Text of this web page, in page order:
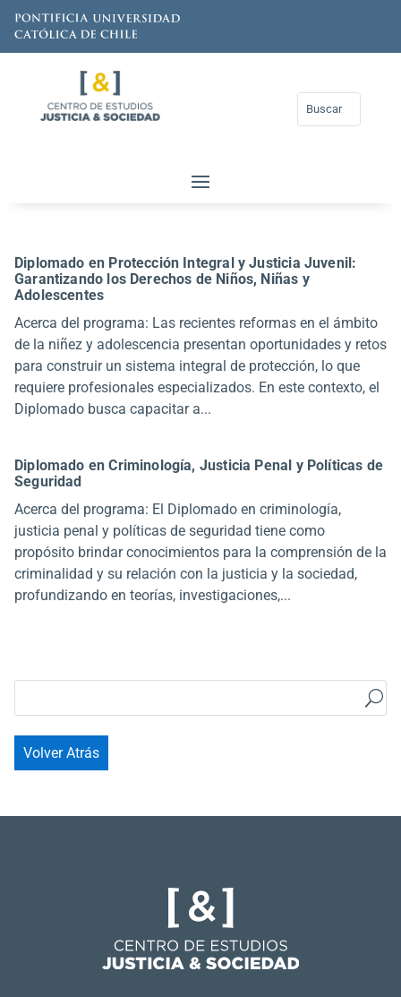
Diplomado en Protección Integral y Justicia Juvenil:
Garantizando los Derechos de Niños, Niñas y
Adolescentes
Acerca del programa: Las recientes reformas en el ámbito
de la niñez y adolescencia presentan oportunidades y retos
para construir un sistema integral de protección, lo que
requiere profesionales especializados. En este contexto, el
Diplomado busca capacitar a...
Diplomado en Criminología, Justicia Penal y Políticas de
Seguridad
Acerca del programa: El Diplomado en criminología,
justicia penal y políticas de seguridad tiene como
propósito brindar conocimientos para la comprensión de la
criminalidad y su relación con la justicia y la sociedad,
profundizando en teorías, investigaciones,...
Volver Atrás